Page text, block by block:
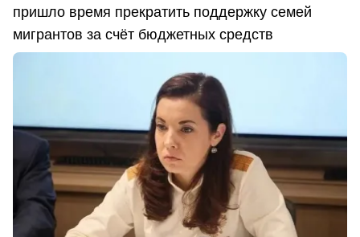
пришло время прекратить поддержку семей
мигрантов за счёт бюджетных средств